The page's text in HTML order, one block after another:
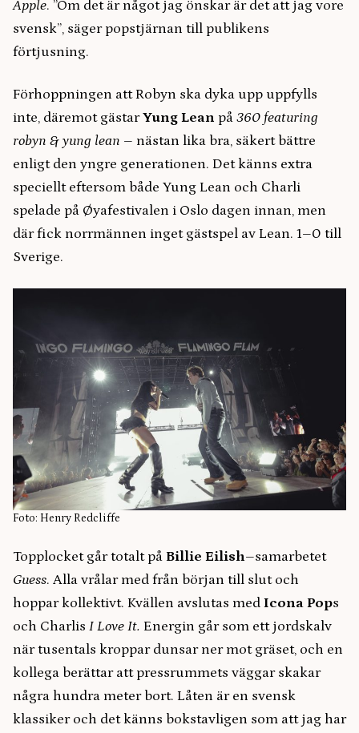
Apple. ”Om det är något jag önskar är det att jag vore
svensk”, säger popstjärnan till publikens
förtjusning.
Förhoppningen att Robyn ska dyka upp uppfylls
inte, däremot gästarYung Lean på 360 featuring
robyn & yung lean – nästan lika bra, säkert bättre
enligt den yngre generationen. Det känns extra
speciellt eftersom både Yung Lean och Charli
spelade på Øyafestivalen i Oslo dagen innan, men
där fick norrmännen inget gästspel av Lean. 1–0 till
Sverige.
Foto: Henry Redcliffe
Topplocket går totalt på Billie Eilish–samarbetet
Guess. Alla vrålar med från början till slut och
hoppar kollektivt. Kvällen avslutas med Icona Pops
och Charlis I Love It. Energin går som ett jordskalv
när tusentals kroppar dunsar ner mot gräset, och en
kollega berättar att pressrummets väggar skakar
några hundra meter bort. Låten är en svensk
klassiker och det känns bokstavligen som att jag har